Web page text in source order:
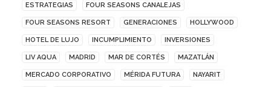
ESTRATEGIAS FOUR SEASONS CANALEJAS
FOUR SEASONS RESORT GENERACIONES HOLLYWOOD
HOTEL DE LUJO INCUMPLIMIENTO INVERSIONES
LIV AQUA MADRID MAR DE CORTÉS MAZATLÁN
MERCADO CORPORATIVO MÉRIDA FUTURA NAYARIT